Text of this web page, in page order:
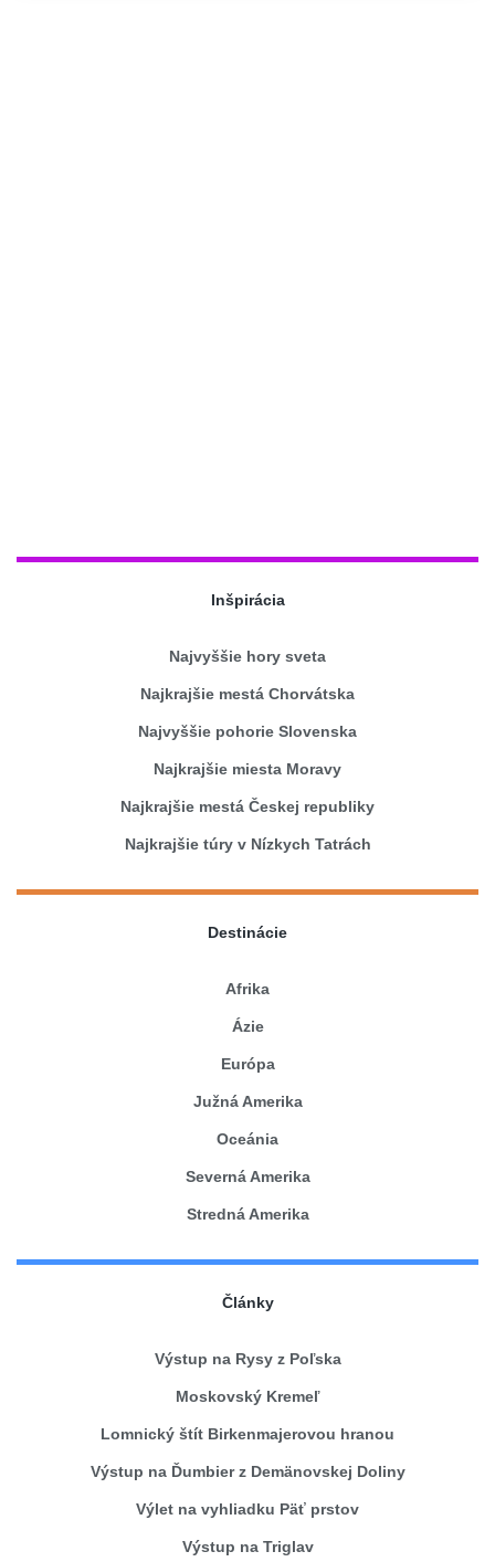
Inšpirácia
Najvyššie hory sveta
Najkrajšie mestá Chorvátska
Najvyššie pohorie Slovenska
Najkrajšie miesta Moravy
Najkrajšie mestá Českej republiky
Najkrajšie túry v Nízkych Tatrách
Destinácie
Afrika
Ázie
Európa
Južná Amerika
Oceánia
Severná Amerika
Stredná Amerika
Články
Výstup na Rysy z Poľska
Moskovský Kremeľ
Lomnický štít Birkenmajerovou hranou
Výstup na Ďumbier z Demänovskej Doliny
Výlet na vyhliadku Päť prstov
Výstup na Triglav